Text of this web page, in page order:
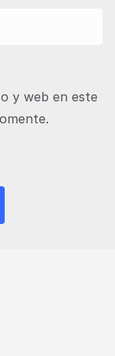
y web en este